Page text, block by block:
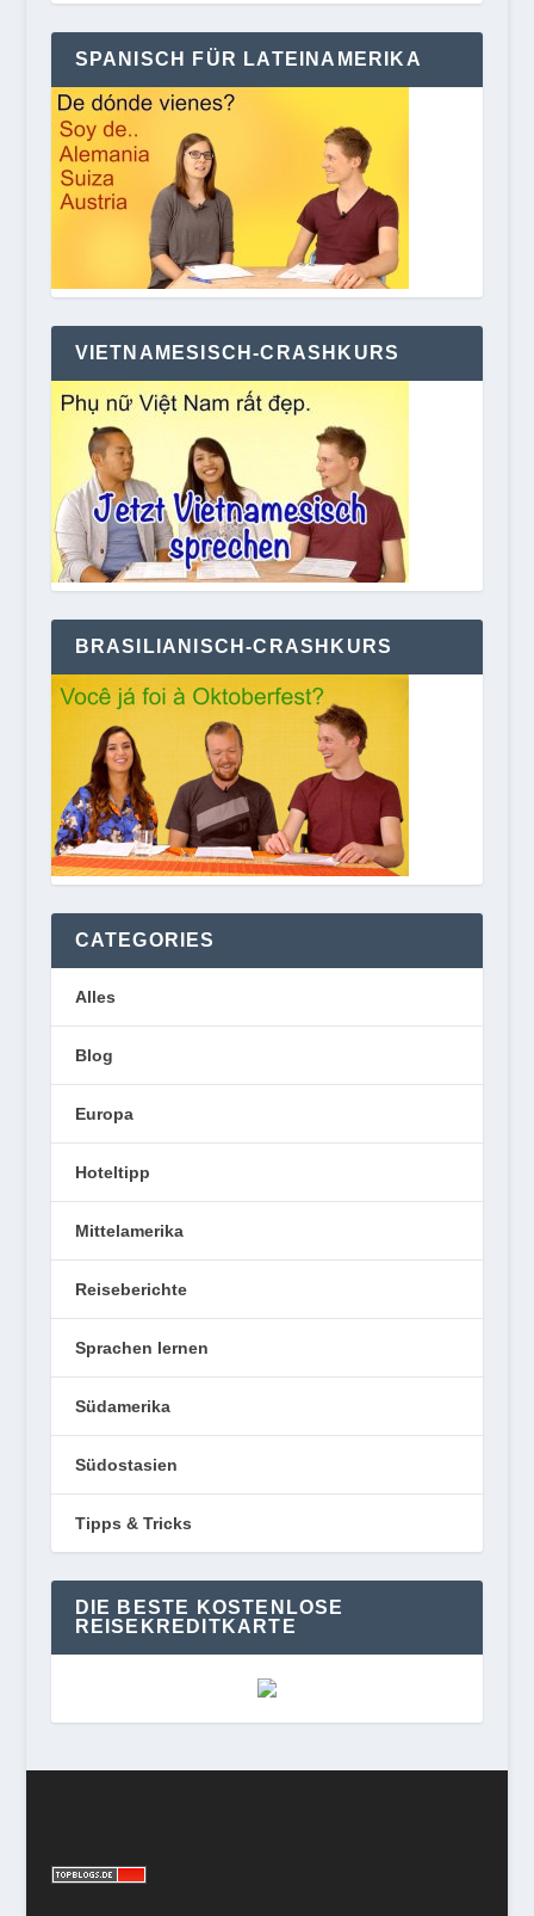
SPANISCH FÜR LATEINAMERIKA
VIETNAMESISCH-CRASHKURS
BRASILIANISCH-CRASHKURS
CATEGORIES
Alles
Blog
Europa
Hoteltipp
Mittelamerika
Reiseberichte
Sprachen lernen
Südamerika
Südostasien
Tipps & Tricks
DIE BESTE KOSTENLOSE
REISEKREDITKARTE